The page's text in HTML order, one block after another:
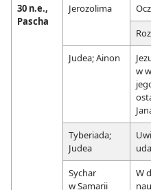
30 n.e.,
Pascha
Jerozolima
Judea; Ainon
w
Tyberiada;
Judea
Sychar
w Samarii
W